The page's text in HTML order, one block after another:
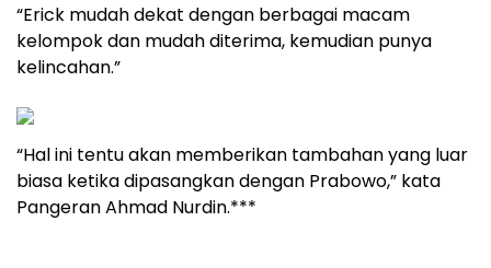
“Erick mudah dekat dengan berbagai macam
kelompok dan mudah diterima, kemudian punya
kelincahan.”
“Hal ini tentu akan memberikan tambahan yang luar
biasa ketika dipasangkan dengan Prabowo,” kata
Pangeran Ahmad Nurdin.***